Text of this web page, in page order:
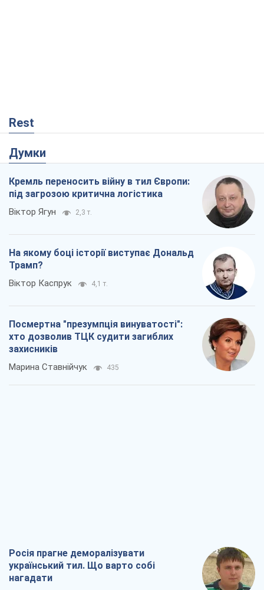
Rest
Думки
Кремль переносить війну в тил Європи:
під загрозою критична логістика
Віктор Ягун 2,3 т.
На якому боці історії виступає Дональд
Трамп?
Віктор Каспрук 4,1 т.
Посмертна "презумпція винуватості":
хто дозволив ТЦК судити загиблих
захисників
Марина Ставнійчук 435
Росія прагне деморалізувати
український тил. Що варто собі
нагадати